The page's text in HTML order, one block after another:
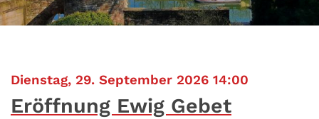
Dienstag, 29. September 2026 14:00
Eröffnung Ewig Gebet